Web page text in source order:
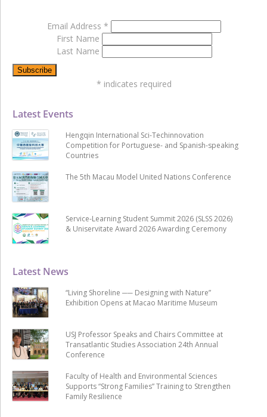
Latest News
“Living Shoreline ── Designing with Nature”
Exhibition Opens at Macao Maritime Museum
USJ Professor Speaks and Chairs Committee at
Transatlantic Studies Association 24th Annual
Conference
Faculty of Health and Environmental Sciences
Supports “Strong Families” Training to Strengthen
Family Resilience
Latest Events
Hengqin International Sci-Techinnovation
Competition for Portuguese- and Spanish-speaking
Countries
The 5th Macau Model United Nations Conference
Service-Learning Student Summit 2026 (SLSS 2026)
& Uniservitate Award 2026 Awarding Ceremony
Email Address *
First Name
Last Name
* indicates required